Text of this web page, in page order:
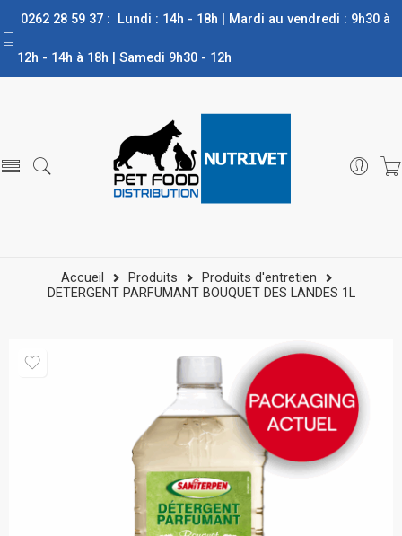
0262 28 59 37 : Lundi : 14h - 18h | Mardi au vendredi : 9h30 à
12h - 14h à 18h | Samedi 9h30 - 12h
Accueil Produits
Produits d'entretien
DETERGENT PARFUMANT BOUQUET DES LANDES 1L